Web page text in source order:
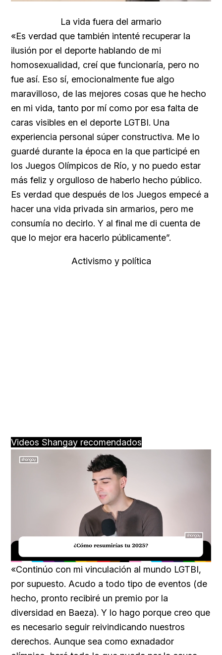
La vida fuera del armario
«Es verdad que también intenté recuperar la
ilusión por el deporte hablando de mi
homosexualidad, creí que funcionaría, pero no
fue así. Eso sí, emocionalmente fue algo
maravilloso, de las mejores cosas que he hecho
en mi vida, tanto por mí como por esa falta de
caras visibles en el deporte LGTBI. Una
experiencia personal súper constructiva. Me lo
guardé durante la época en la que participé en
los Juegos Olímpicos de Río, y no puedo estar
más feliz y orgulloso de haberlo hecho público.
Es verdad que después de los Juegos empecé a
hacer una vida privada sin armarios, pero me
consumía no decirlo. Y al final me di cuenta de
que lo mejor era hacerlo públicamente”.
Activismo y política
Videos Shangay recomendados
Unmute Loaded:
29.95%
«Continúo con mi vinculación al mundo LGTBI,
por supuesto. Acudo a todo tipo de eventos (de
hecho, pronto recibiré un premio por la
diversidad en Baeza). Y lo hago porque creo que
es necesario seguir reivindicando nuestros
derechos. Aunque sea como exnadador